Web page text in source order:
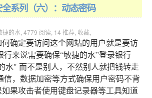
系列（六）：动态密码
的水, 4779 阅读, 14 推荐, 收藏
确定要访问这个网站的用户就是要访
行来说需要确保“敏捷的水”登录银行
水" 而不是别人，不然别人就把钱转走
信，数据加密等方式确保用户密码不背
果攻击者使用键盘记录器等工具知道